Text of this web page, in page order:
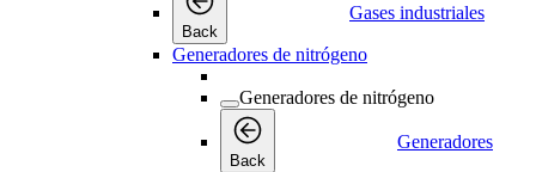
Back
Gases industriales
Generadores de nitrógeno
Generadores de nitrógeno
Back
Generadores